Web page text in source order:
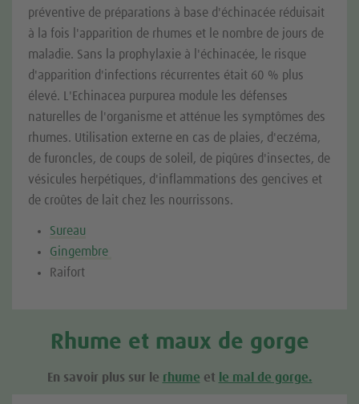
préventive de préparations à base d'échinacée réduisait
à la fois l'apparition de rhumes et le nombre de jours de
maladie. Sans la prophylaxie à l'échinacée, le risque
d'apparition d'infections récurrentes était 60 % plus
élevé. L'Echinacea purpurea module les défenses
naturelles de l'organisme et atténue les symptômes des
rhumes. Utilisation externe en cas de plaies, d'eczéma,
de furoncles, de coups de soleil, de piqûres d'insectes, de
vésicules herpétiques, d'inflammations des gencives et
de croûtes de lait chez les nourrissons.
Sureau
Gingembre
Raifort
Rhume et maux de gorge
En savoir plus sur le rhume et le mal de gorge.